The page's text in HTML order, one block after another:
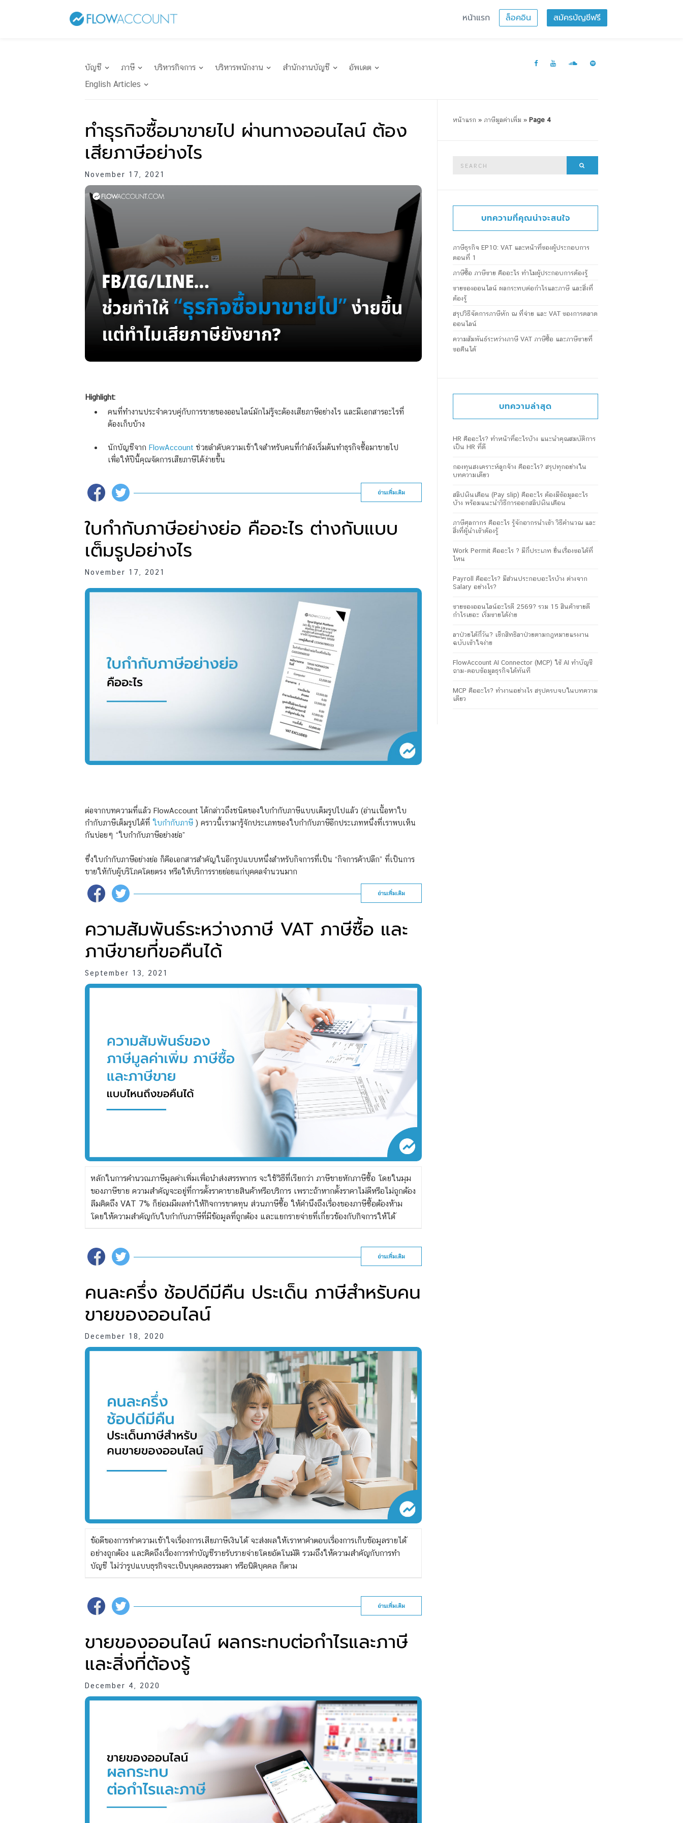
หน้าแรก ล็อคอิน สมัครบัญชีฟรี
บัญชี ภาษี บริหารกิจการ บริหารพนักงาน สำนักงานบัญชี
อัพเดต
English Articles
ทำธุรกิจซื้อมาขายไป ผ่านทางออนไลน์ ต้อง
เสียภาษีอย่างไร
November 17, 2021
Highlight:
คนที่ทำงานประจำควบคู่กับการขายของออนไลน์มักไม่รู้จะต้องเสียภาษีอย่างไร และมีเอกสารอะไรที่
ต้องเก็บบ้าง
นักบัญชีจาก FlowAccount ช่วยลำดับความเข้าใจสำหรับคนที่กำลังเริ่มต้นทำธุรกิจซื้อมาขายไป
เพื่อให้ปีนี้คุณจัดการเสียภาษีได้ง่ายขึ้น
อ่านเพิ่มเติม
ใบกำกับภาษีอย่างย่อ คืออะไร ต่างกับแบบ
เต็มรูปอย่างไร
November 17, 2021
ต่อจากบทความที่แล้ว FlowAccount ได้กล่าวถึงชนิดของใบกำกับภาษีแบบเต็มรูปไปแล้ว (อ่านเนื้อหาใบ
กำกับภาษีเต็มรูปได้ที่ ใบกำกับภาษี ) คราวนี้เรามารู้จักประเภทของใบกำกับภาษีอีกประเภทหนึ่งที่เราพบเห็น
กันบ่อยๆ “ใบกำกับภาษีอย่างย่อ”
ซึ่งใบกำกับภาษีอย่างย่อ ก็คือเอกสารสำคัญในอีกรูปแบบหนึ่งสำหรับกิจการที่เป็น “กิจการค้าปลีก” ที่เป็นการ
ขายให้กับผู้บริโภคโดยตรง หรือให้บริการรายย่อยแก่บุคคลจำนวนมาก
อ่านเพิ่มเติม
ความสัมพันธ์ระหว่างภาษี VAT ภาษีซื้อ และ
ภาษีขายที่ขอคืนได้
September 13, 2021
หลักในการคํานวณภาษีมูลค่าเพิ่มเพื่อนำส่งสรรพากร จะใช้วิธีที่เรียกว่า ภาษีขายหักภาษีซื้อ โดยในมุม
ของภาษีขาย ความสำคัญจะอยู่ที่การตั้งราคาขายสินค้าหรือบริการ เพราะถ้าหากตั้งราคาไม่ดีหรือไม่ถูกต้อง
ลืมคิดถึง VAT 7% ก็ย่อมมีผลทำให้กิจการขาดทุน ส่วนภาษีซื้อ ให้คำนึงถึงเรื่องของภาษีซื้อต้องห้าม
โดยให้ความสำคัญกับใบกำกับภาษีที่มีข้อมูลที่ถูกต้อง และแยกรายจ่ายที่เกี่ยวข้องกับกิจการให้ได้
อ่านเพิ่มเติม
คนละครึ่ง ช้อปดีมีคืน ประเด็น ภาษีสำหรับคน
ขายของออนไลน์
December 18, 2020
ข้อดีของการทำความเข้าใจเรื่องการเสียภาษีเงินได้ จะส่งผลให้เราหาคำตอบเรื่องการเก็บข้อมูลรายได้
อย่างถูกต้อง และคิดถึงเรื่องการทำบัญชีรายรับรายจ่ายโดยอัตโนมัติ รวมถึงให้ความสำคัญกับการทำ
บัญชี ไม่ว่ารูปแบบธุรกิจจะเป็นบุคคลธรรมดา หรือนิติบุคคล ก็ตาม
อ่านเพิ่มเติม
ขายของออนไลน์ ผลกระทบต่อกำไรและภาษี
และสิ่งที่ต้องรู้
December 4, 2020
หน้าแรก » ภาษีมูลค่าเพิ่ม » Page 4
บทความที่คุณน่าจะสนใจ
ภาษีธุรกิจ EP10: VAT และหน้าที่ของผู้ประกอบการ
ตอนที่ 1
ภาษีซื้อ ภาษีขาย คืออะไร ทำไมผู้ประกอบการต้องรู้
ขายของออนไลน์ ผลกระทบต่อกำไรและภาษี และสิ่งที่
ต้องรู้
สรุปวิธีจัดการภาษีหัก ณ ที่จ่าย และ VAT ของการตลาด
ออนไลน์
ความสัมพันธ์ระหว่างภาษี VAT ภาษีซื้อ และภาษีขายที่
ขอคืนได้
บทความล่าสุด
HR คืออะไร? ทำหน้าที่อะไรบ้าง แนะนำคุณสมบัติการ
เป็น HR ที่ดี
กองทุนสงเคราะห์ลูกจ้าง คืออะไร? สรุปทุกอย่างใน
บทความเดียว
สลิปเงินเดือน (Pay slip) คืออะไร ต้องมีข้อมูลอะไร
บ้าง พร้อมแนะนำวิธีการออกสลิปเงินเดือน
ภาษีศุลกากร คืออะไร รู้จักอากรนำเข้า วิธีคำนวณ และ
สิ่งที่ผู้นำเข้าต้องรู้
Work Permit คืออะไร ? มีกี่ประเภท ยื่นเรื่องขอได้ที่
ไหน
Payroll คืออะไร? มีส่วนประกอบอะไรบ้าง ต่างจาก
Salary อย่างไร?
ขายของออนไลน์อะไรดี 2569? รวม 15 สินค้าขายดี
กำไรเยอะ เริ่มขายได้ง่าย
ลาป่วยได้กี่วัน? เช็กสิทธิลาป่วยตามกฎหมายแรงงาน
ฉบับเข้าใจง่าย
FlowAccount AI Connector (MCP) ใช้ AI ทำบัญชี
ถาม-ตอบข้อมูลธุรกิจได้ทันที
MCP คืออะไร? ทำงานอย่างไร สรุปครบจบในบทความ
เดียว